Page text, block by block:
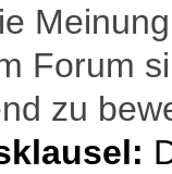
Forum
zu